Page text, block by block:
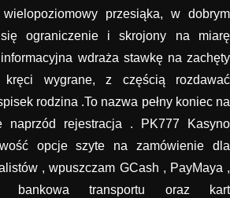
przesiąka, w dobrym
ograniczenie i skrojony na miarę
wdraża stawkę na zachęty
wygrane, z częścią rozdawać
rodzina .To nazwa pełny koniec na
naprzód rejestracja . PK777 Kasyno
opcje szyte na zamówienie dla
, wpuszczam GCash , PayMaya ,
transportu oraz kart